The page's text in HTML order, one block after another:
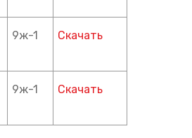
9ж-1 Скачать
9ж-1 Скачать